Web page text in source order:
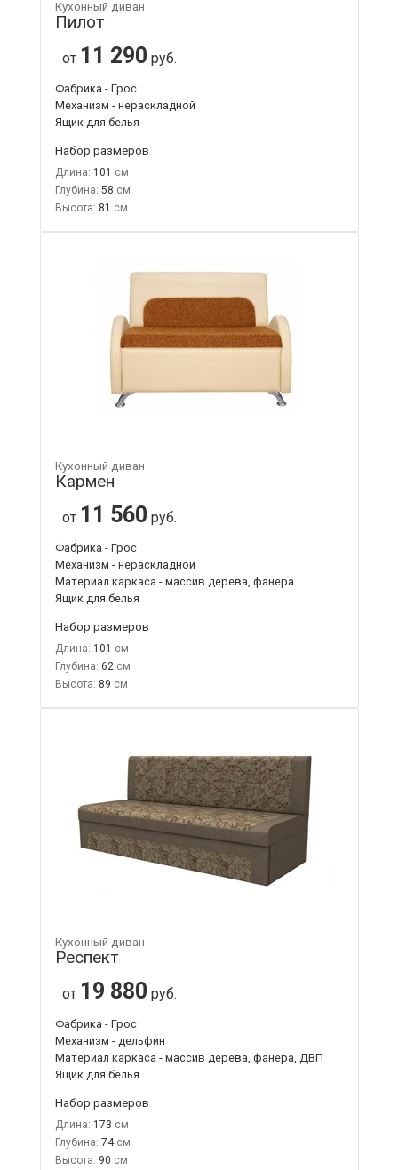
Кухонный диван
Пилот
от 11 290 руб.
Фабрика - Грос
Механизм - нераскладной
Ящик для белья
Набор размеров
Длина: 101
Глубина: 58
Высота: 81
Кухонный диван
Кармен
от 11 560 руб.
Фабрика - Грос
Механизм - нераскладной
Материал каркаса - массив дерева, фанера
Ящик для белья
Набор размеров
Длина: 101
Глубина: 62
Высота: 89
Кухонный диван
Респект
от 19 880 руб.
Фабрика - Грос
Механизм - дельфин
Материал каркаса - массив дерева, фанера, ДВП
Ящик для белья
Набор размеров
Длина: 173
Глубина: 74
Высота: 90